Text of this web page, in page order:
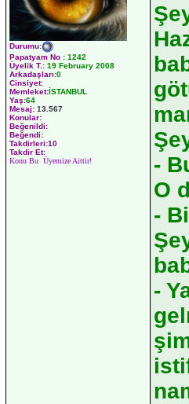
Durumu:
Papatyam No : 1242
Üyelik T.: 19 February 2008
Arkadaşları:0
Cinsiyet:
Memleket:İSTANBUL
Yaş:64
Mesaj: 13.567
Konular:
Beğenildi:
Beğendi:
Takdirleri:10
Takdir Et:
Konu Bu Üyemize Aittir!
-
O
-
-